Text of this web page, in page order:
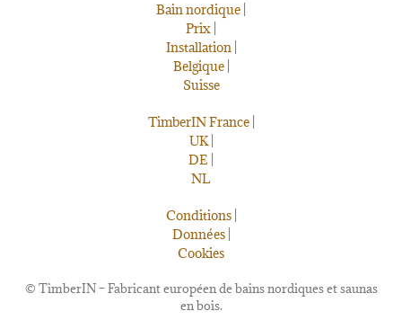
Bain nordique
Prix
Installation|
Belgique|
Suisse
TimberIN France|
UK|
DE
NL
Conditions|
Données|
Cookies
© TimberIN – Fabricant européen de bains nordiques et saunas
en bois.